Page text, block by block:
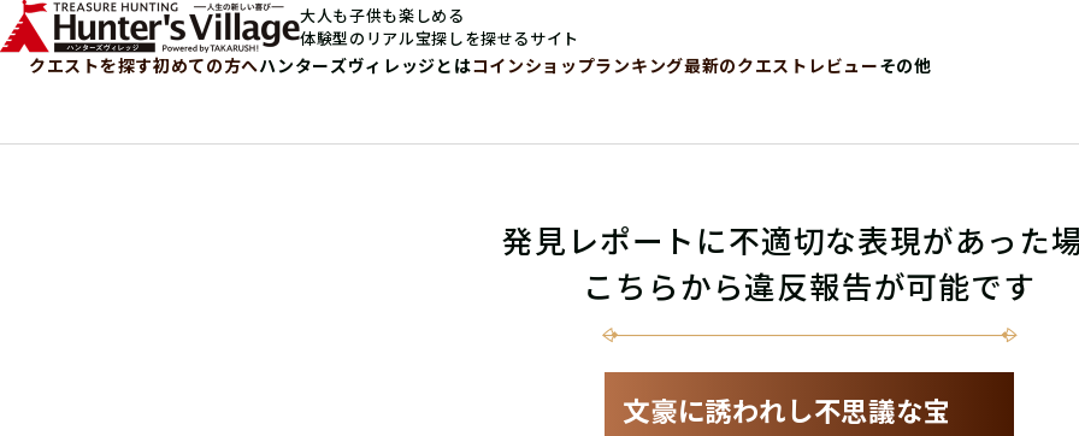
大人も子供も楽しめる
体験型のリアル宝探しを探せるサイト
クエストを探す初めての方へハンターズヴィレッジとはコインショップランキング最新のクエストレビューその他
発見レポートに不適切な表現があった
こちらから違反報告が可能です
文豪に誘われし不思議な宝